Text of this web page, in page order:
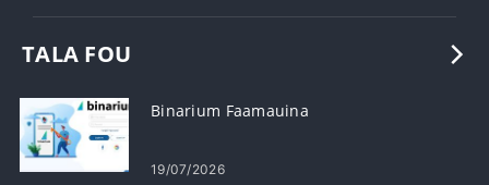
TALA FOU
Binarium Faamauina
19/07/2026